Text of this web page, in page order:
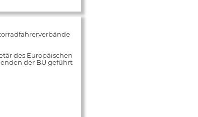
des Europäischen
der BU geführt